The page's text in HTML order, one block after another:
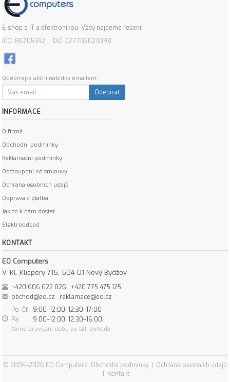
E-shop s IT a elektronikou. Vždy najdeme řešení!
IČO: 86705342 | DIČ: CZ7702023098
Odebírejte akční nabídky emailem:
Odebírat
INFORMACE
O firmě
Obchodní podmínky
Reklamační podmínky
Odstoupení od smlouvy
Ochrana osobních údajů
Doprava a platba
Jak se k nám dostat
Elektroodpad
KONTAKT
EO Computers
V. Kl. Klicpery 715, 504 01 Nový Bydžov
+420 606 622 826
+420 775 475 125
obchod@eo.cz
reklamace@eo.cz
Po–Čt
9:00–12:00, 12:30–17:00
Pá
9:00–12:00, 12:30–16:00
Mimo provozní dobu po tel. dohodě
© 2004–2026 EO Computers Obchodní podmínky
Ochrana osobních údajů
Kontakt